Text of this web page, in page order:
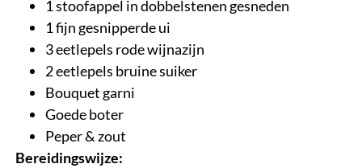
1 stoofappel in dobbelstenen gesneden
1 fijn gesnipperde ui
3 eetlepels rode wijnazijn
2 eetlepels bruine suiker
Bouquet garni
Goede boter
Peper & zout
Bereidingswijze: